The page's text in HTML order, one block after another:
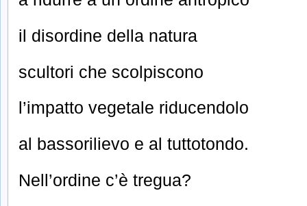
il disordine della natura
scultori che scolpiscono
l’impatto vegetale riducendolo
al bassorilievo e al tuttotondo.
Nell’ordine c’è tregua?